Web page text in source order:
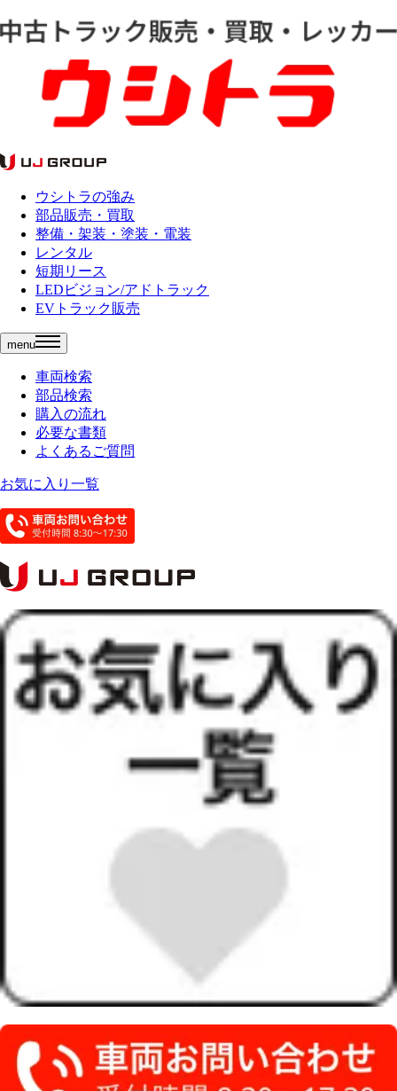
ウシトラの強み
部品販売・買取
整備・架装・塗装・電装
レンタル
短期リース
LEDビジョン/アドトラック
EVトラック販売
menu
車両検索
部品検索
購入の流れ
必要な書類
よくあるご質問
お気に入り一覧